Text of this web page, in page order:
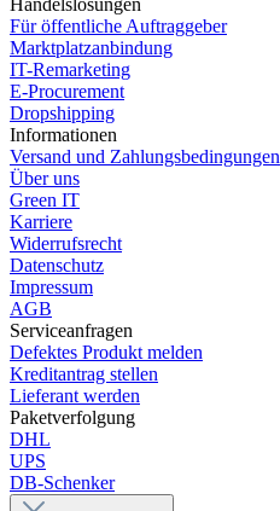
Handelslösungen
Für öffentliche Auftraggeber
Marktplatzanbindung
IT-Remarketing
E-Procurement
Dropshipping
Informationen
Versand und Zahlungsbedingungen
Über uns
Green IT
Karriere
Widerrufsrecht
Datenschutz
Impressum
AGB
Serviceanfragen
Defektes Produkt melden
Kreditantrag stellen
Lieferant werden
Paketverfolgung
DHL
UPS
DB-Schenker